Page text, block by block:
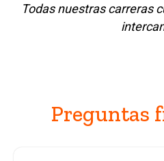
Todas nuestras carreras
Preguntas